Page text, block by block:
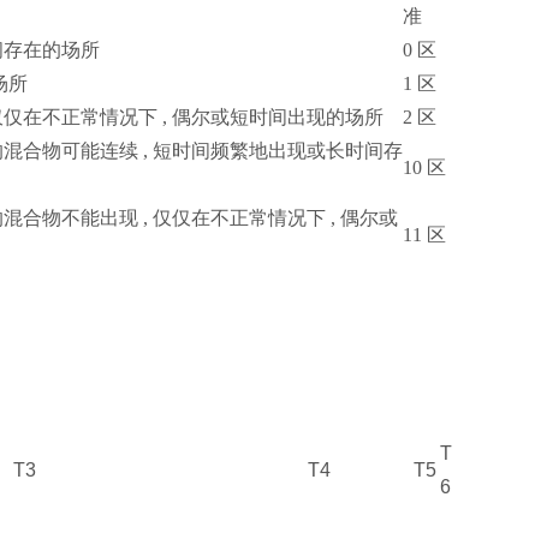
准
在的场所
0 区
所
1 区
在不正常情况下 , 偶尔或短时间出现的场所
2 区
合物可能连续 , 短时间频繁地出现或长时间存
10 区
合物不能出现 , 仅仅在不正常情况下 , 偶尔或
11 区
T3 T4 T5
T
6